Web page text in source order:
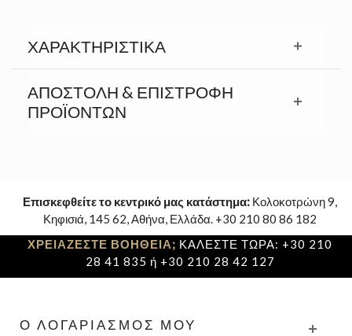
ΧΑΡΑΚΤΗΡΙΣΤΙΚΆ
ΑΠΟΣΤΟΛΉ & ΕΠΙΣΤΡΟΦΉ
ΠΡΟΪΟΝΤΩΝ
Επισκεφθείτε το κεντρικό μας κατάστημα: Κολοκοτρώνη 9,
Κηφισιά, 145 62, Αθήνα, Ελλάδα. +30 210 80 86 182
ΧΡΕΙΑΖΕΣΤΕ ΒΟΗΘΕΙΑ; ΚΑΛΕΣΤΕ ΤΩΡΑ: +30 210
28 41 835 ή +30 210 28 42 127
Ο ΛΟΓΑΡΙΑΣΜΌΣ ΜΟΥ